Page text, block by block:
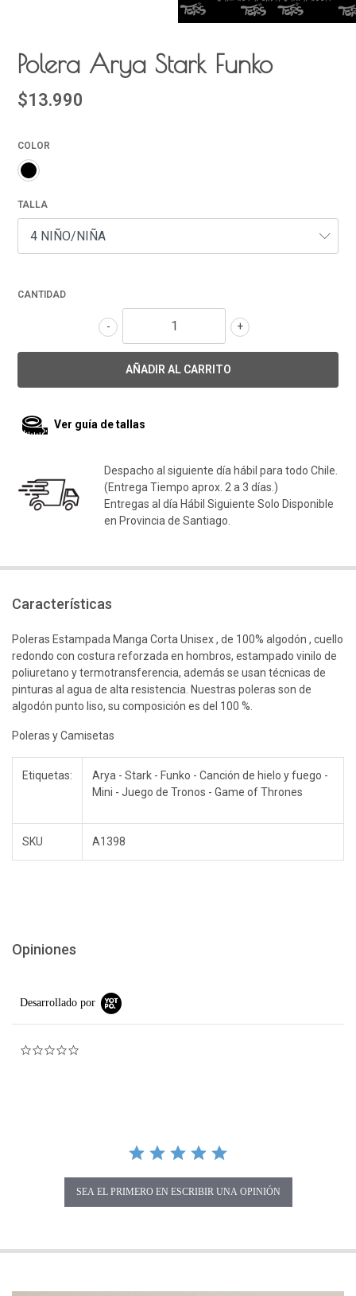
Polera Arya Stark Funko
$13.990
COLOR
TALLA
CANTIDAD
+
-
Ver guía de tallas
Despacho al siguiente día hábil para todo Chile.
(Entrega Tiempo aprox. 2 a 3 días.)
Entregas al día Hábil Siguiente Solo Disponible
en Provincia de Santiago.
Características
Poleras Estampada Manga Corta Unisex , de 100% algodón , cuello
redondo con costura reforzada en hombros, estampado vinilo de
poliuretano y termotransferencia, además se usan técnicas de
pinturas al agua de alta resistencia. Nuestras poleras son de
algodón punto liso, su composición es del 100 %.
Poleras y Camisetas
Etiquetas:
Arya - Stark - Funko - Canción de hielo y fuego -
Mini - Juego de Tronos - Game of Thrones
SKU A1398
Opiniones
Desarrollado por
SEA EL PRIMERO EN ESCRIBIR UNA OPINIÓN